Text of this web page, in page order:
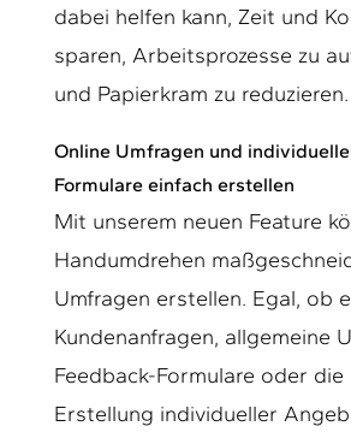
dabei helfen kann, Zeit und
sparen, Arbeitsprozesse zu
und Papierkram zu reduzieren.
Online Umfragen und
Formulare einfach erstellen
Mit unserem neuen Feature
Handumdrehen
Umfragen erstellen. Egal, ob
Kundenanfragen, allgemeine
Feedback-Formulare oder
Erstellung individueller